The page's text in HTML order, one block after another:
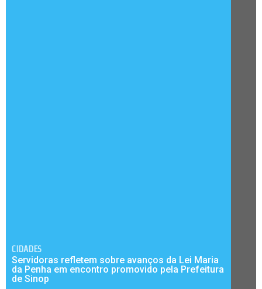
CIDADES
Servidoras refletem sobre avanços da Lei Maria
da Penha em encontro promovido pela Prefeitura
de Sinop